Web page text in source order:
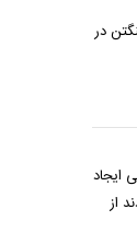
در
ایجاد
بودند از